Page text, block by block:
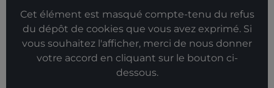
Cet élément est masqué compte-tenu du refus
du dépôt de cookies que vous avez exprimé. Si
vous souhaitez l'afficher, merci de nous donner
votre accord en cliquant sur le bouton ci-
dessous.